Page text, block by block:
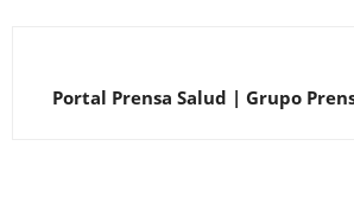
Portal Prensa Salud | Grupo